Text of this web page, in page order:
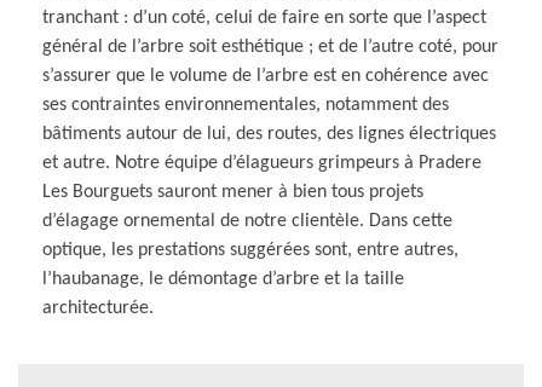
tranchant : d’un coté, celui de faire en sorte que l’aspect
général de l’arbre soit esthétique ; et de l’autre coté, pour
s’assurer que le volume de l’arbre est en cohérence avec
ses contraintes environnementales, notamment des
bâtiments autour de lui, des routes, des lignes électriques
et autre. Notre équipe d’élagueurs grimpeurs à Pradere
Les Bourguets sauront mener à bien tous projets
d’élagage ornemental de notre clientèle. Dans cette
optique, les prestations suggérées sont, entre autres,
l’haubanage, le démontage d’arbre et la taille
architecturée.